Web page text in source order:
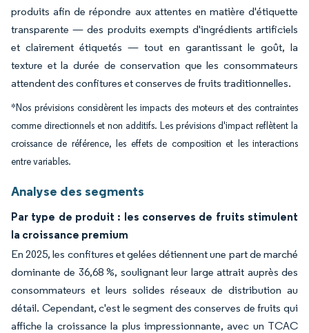
produits afin de répondre aux attentes en matière d'étiquette
transparente — des produits exempts d'ingrédients artificiels
et clairement étiquetés — tout en garantissant le goût, la
texture et la durée de conservation que les consommateurs
attendent des confitures et conserves de fruits traditionnelles.
*Nos prévisions considèrent les impacts des moteurs et des contraintes
comme directionnels et non additifs. Les prévisions d'impact reflètent la
croissance de référence, les effets de composition et les interactions
entre variables.
Analyse des segments
Par type de produit : les conserves de fruits stimulent
la croissance premium
En 2025, les confitures et gelées détiennent une part de marché
dominante de 36,68 %, soulignant leur large attrait auprès des
consommateurs et leurs solides réseaux de distribution au
détail. Cependant, c'est le segment des conserves de fruits qui
affiche la croissance la plus impressionnante, avec un TCAC